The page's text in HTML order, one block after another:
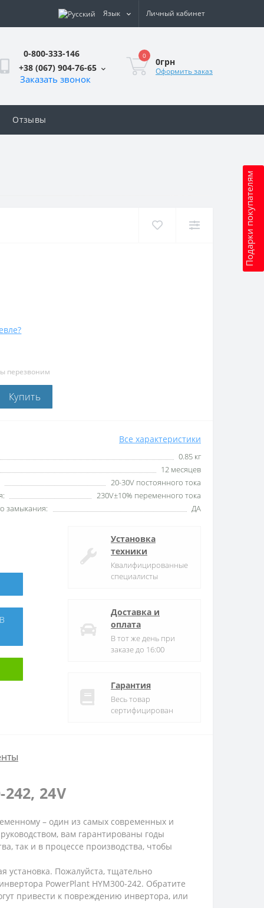
Язык Личный кабинет
0-800-333-146
+38 (067) 904-76-65
Заказать звонок
0
0грн
Оформить заказ
Подарки покупателям
Отзывы
перезвоним
Купить
Все характеристики
0.85 кг
12 месяцев
20-30V постоянного тока
230V±10% переменного тока
замыкания:
ДА
Установка
техники
Квалифицированные
специалисты
Доставка и
оплата
В тот же день при
заказе до 16:00
Гарантия
Весь товар
сертифицирован
24V
– один из самых современных и
вам гарантированы годы
так и в процессе производства, чтобы
установка. Пожалуйста, тщательно
PowerPlant HYM300-242. Обратите
привести к повреждению инвертора, или